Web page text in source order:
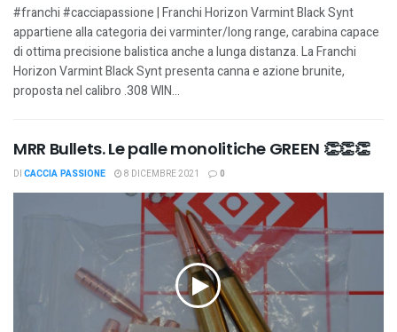
#franchi #cacciapassione | Franchi Horizon Varmint Black Synt
appartiene alla categoria dei varminter/long range, carabina capace
di ottima precisione balistica anche a lunga distanza. La Franchi
Horizon Varmint Black Synt presenta canna e azione brunite,
proposta nel calibro .308 WIN...
MRR Bullets. Le palle monolitiche GREEN 👏👏👏
DI CACCIA PASSIONE 8 DICEMBRE 2021 0